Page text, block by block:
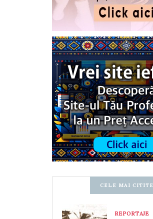
CELE MAI CITITE
REPORTAJE